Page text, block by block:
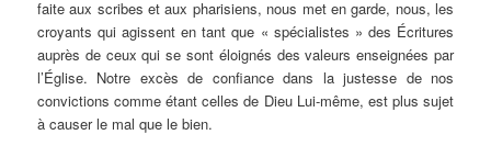
faite aux scribes et aux pharisiens, nous met en garde, nous, les
croyants qui agissent en tant que « spécialistes » des Écritures
auprès de ceux qui se sont éloignés des valeurs enseignées par
l’Église. Notre excès de confiance dans la justesse de nos
convictions comme étant celles de Dieu Lui-même, est plus sujet
à causer le mal que le bien.